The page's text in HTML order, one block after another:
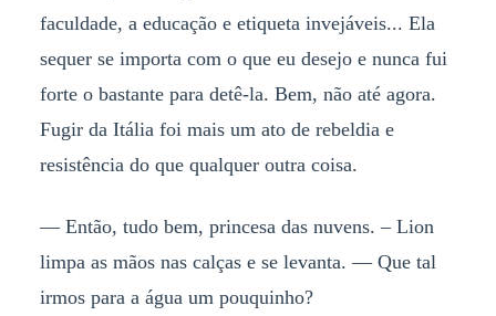
faculdade, a educação e etiqueta invejáveis... Ela
sequer se importa com o que eu desejo e nunca fui
forte o bastante para detê-la. Bem, não até agora.
Fugir da Itália foi mais um ato de rebeldia e
resistência do que qualquer outra coisa.
— Então, tudo bem, princesa das nuvens. – Lion
limpa as mãos nas calças e se levanta. — Que tal
irmos para a água um pouquinho?